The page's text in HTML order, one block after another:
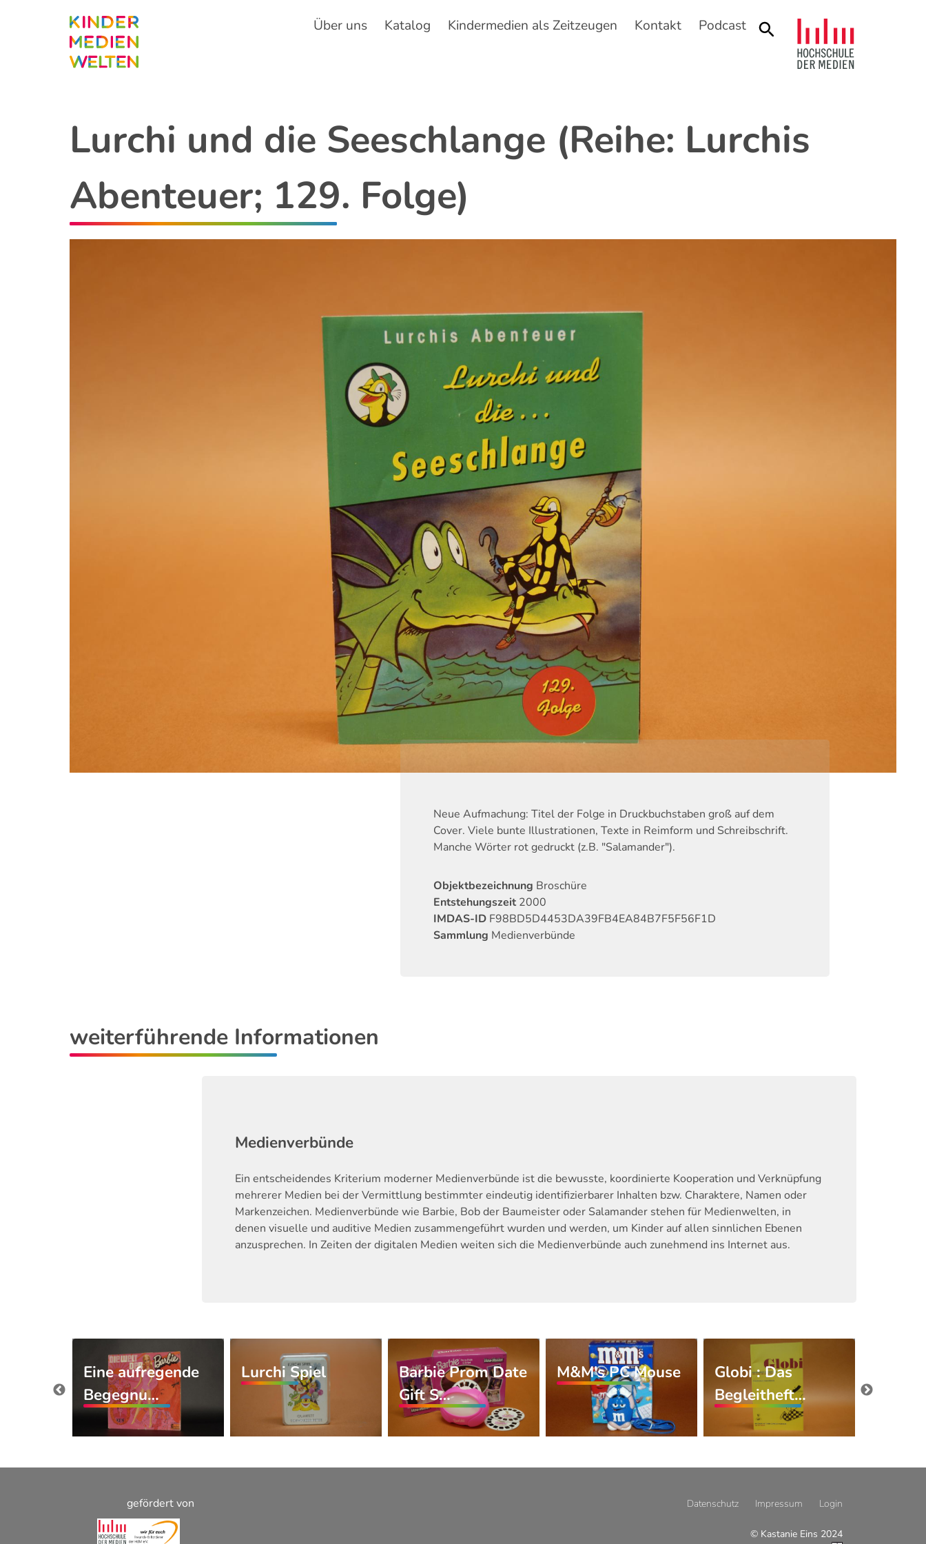
Über uns Katalog Kindermedien als Zeitzeugen Kontakt Podcast Suche
Lurchi und die Seeschlange (Reihe: Lurchis
Abenteuer; 129. Folge)
Neue Aufmachung: Titel der Folge in Druckbuchstaben groß auf dem
Cover. Viele bunte Illustrationen, Texte in Reimform und Schreibschrift.
Manche Wörter rot gedruckt (z.B. "Salamander").
Objektbezeichnung Broschüre
Entstehungszeit 2000
IMDAS-ID F98BD5D4453DA39FB4EA84B7F5F56F1D
Sammlung Medienverbünde
weiterführende Informationen
Medienverbünde
Ein entscheidendes Kriterium moderner Medienverbünde ist die bewusste, koordinierte Kooperation und Verknüpfung
mehrerer Medien bei der Vermittlung bestimmter eindeutig identifizierbarer Inhalten bzw. Charaktere, Namen oder
Markenzeichen. Medienverbünde wie Barbie, Bob der Baumeister oder Salamander stehen für Medienwelten, in
denen visuelle und auditive Medien zusammengeführt wurden und werden, um Kinder auf allen sinnlichen Ebenen
anzusprechen. In Zeiten der digitalen Medien weiten sich die Medienverbünde auch zunehmend ins Internet aus.
Eine aufregende
Begegnu…
Lurchi Spiel
Barbie Prom Date
Gift S…
M&M's PC Mouse
Globi : Das
Begleitheft…
gefördert von Datenschutz Impressum Login
© Kastanie Eins 2024